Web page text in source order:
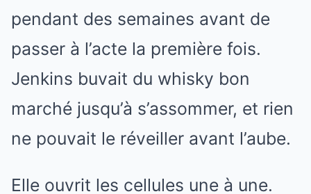
pendant des semaines avant de
passer à l’acte la première fois.
Jenkins buvait du whisky bon
marché jusqu’à s’assommer, et rien
ne pouvait le réveiller avant l’aube.
Elle ouvrit les cellules une à une.